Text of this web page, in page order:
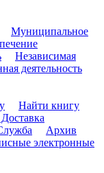
Муниципальное
Независимая
деятельность
Найти книгу
Архив
электронные